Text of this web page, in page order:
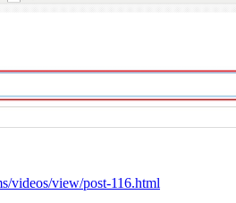
videos/view/post-116.html